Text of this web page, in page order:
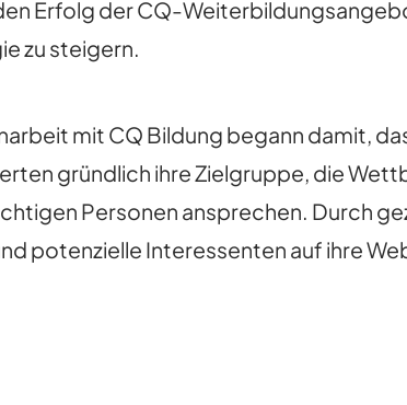
Erfolg der CQ-
zu steigern.
mit CQ Bildung begann damit,
gründlich ihre Zielgruppe, die
Personen ansprechen. Durch
potenzielle Interessenten auf ihre